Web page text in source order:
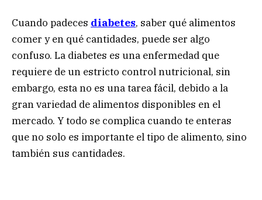
Cuando padeces diabetes, saber qué alimentos
comer y en qué cantidades, puede ser algo
confuso. La diabetes es una enfermedad que
requiere de un estricto control nutricional, sin
embargo, esta no es una tarea fácil, debido a la
gran variedad de alimentos disponibles en el
mercado. Y todo se complica cuando te enteras
que no solo es importante el tipo de alimento, sino
también sus cantidades.